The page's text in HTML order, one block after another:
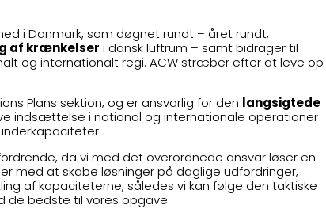
i Danmark, som døgnet rundt – året rundt,
af krænkelser i dansk luftrum – samt bidrager til
og internationalt regi. ACW stræber efter at leve op
Plans sektion, og er ansvarlig for den langsigtede
indsættelse i national og internationale operationer
da vi med det overordnede ansvar løser en
med at skabe løsninger på daglige udfordringer,
af kapaciteterne, således vi kan følge den taktiske
de bedste til vores opgave.